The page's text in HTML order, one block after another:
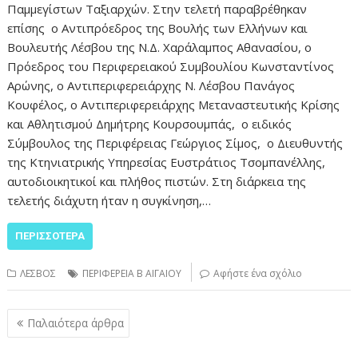
Παμμεγίστων Ταξιαρχών. Στην τελετή παραβρέθηκαν
επίσης ο Αντιπρόεδρος της Βουλής των Ελλήνων και
Βουλευτής Λέσβου της Ν.Δ. Χαράλαμπος Αθανασίου, ο
Πρόεδρος του Περιφερειακού Συμβουλίου Κωνσταντίνος
Αρώνης, ο Αντιπεριφερειάρχης Ν. Λέσβου Πανάγος
Κουφέλος, ο Αντιπεριφερειάρχης Μεταναστευτικής Κρίσης
και Αθλητισμού Δημήτρης Κουρσουμπάς, ο ειδικός
Σύμβουλος της Περιφέρειας Γεώργιος Σίμος, ο Διευθυντής
της Κτηνιατρικής Υπηρεσίας Ευστράτιος Τσομπανέλλης,
αυτοδιοικητικοί και πλήθος πιστών. Στη διάρκεια της
τελετής διάχυτη ήταν η συγκίνηση,…
ΠΕΡΙΣΣΌΤΕΡΑ
ΛΕΣΒΟΣ ΠΕΡΙΦΕΡΕΙΑ Β ΑΙΓΑΙΟΥ Αφήστε ένα σχόλιο
Πλοήγηση
άρθρων
Παλαιότερα άρθρα